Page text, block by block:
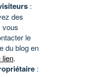
:
des
vous
le
du blog en
lien.
: